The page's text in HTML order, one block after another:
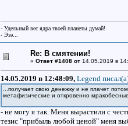
- Удельный вес ядра твоей планеты думай!
- Эээ...
Re: В смятении!
« Ответ #1408 от14.05.2019 в
14.05.2019 в 12:48:09, Legend
...получает свою денежку и не плачет
метафизические и откровенно
- не могу я так. Меня вырастили с
тезис "прибыль любой ценой" меня